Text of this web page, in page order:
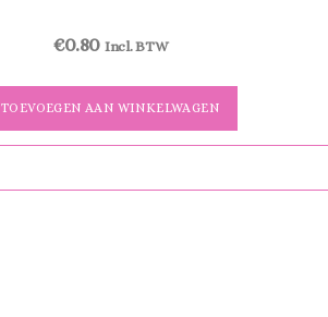
€0.80 Incl. BTW
TOEVOEGEN AAN WINKELWAGEN